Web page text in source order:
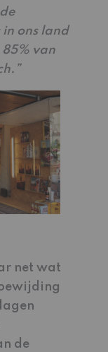
ons land
van
net wat
de